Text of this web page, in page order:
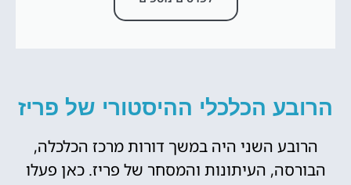
הרובע הכלכלי ההיסטורי של פריז
הרובע השני היה במשך דורות מרכז הכלכלה,
הבורסה, העיתונות והמסחר של פריז. כאן פעלו